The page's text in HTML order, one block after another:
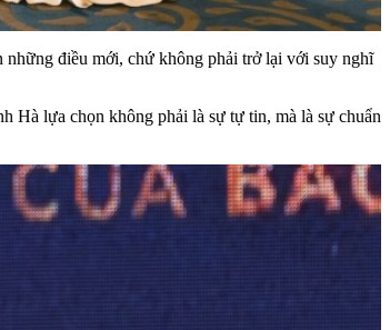
những điều mới, chứ không phải trở lại với suy nghĩ
Hà lựa chọn không phải là sự tự tin, mà là sự chuẩn